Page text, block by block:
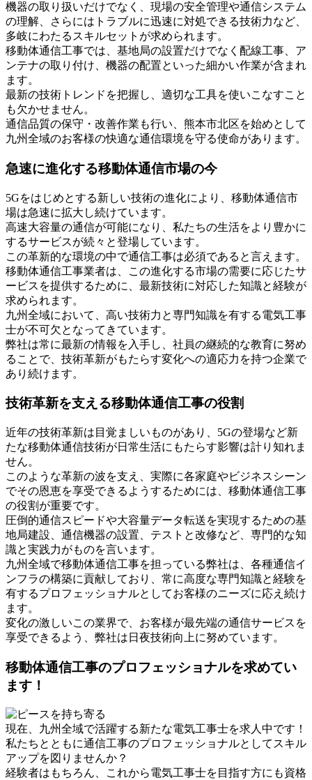
機器の取り扱いだけでなく、現場の安全管理や通信システム
の理解、さらにはトラブルに迅速に対処できる技術力など、
多岐にわたるスキルセットが求められます。
移動体通信工事では、基地局の設置だけでなく配線工事、ア
ンテナの取り付け、機器の配置といった細かい作業が含まれ
ます。
最新の技術トレンドを把握し、適切な工具を使いこなすこと
も欠かせません。
通信品質の保守・改善作業も行い、熊本市北区を始めとして
九州全域のお客様の快適な通信環境を守る使命があります。
急速に進化する移動体通信市場の今
5Gをはじめとする新しい技術の進化により、移動体通信市
場は急速に拡大し続けています。
高速大容量の通信が可能になり、私たちの生活をより豊かに
するサービスが続々と登場しています。
この革新的な環境の中で通信工事は必須であると言えます。
移動体通信工事業者は、この進化する市場の需要に応じたサ
ービスを提供するために、最新技術に対応した知識と経験が
求められます。
九州全域において、高い技術力と専門知識を有する電気工事
士が不可欠となってきています。
弊社は常に最新の情報を入手し、社員の継続的な教育に努め
ることで、技術革新がもたらす変化への適応力を持つ企業で
あり続けます。
技術革新を支える移動体通信工事の役割
近年の技術革新は目覚ましいものがあり、5Gの登場など新
たな移動体通信技術が日常生活にもたらす影響は計り知れま
せん。
このような革新の波を支え、実際に各家庭やビジネスシーン
でその恩恵を享受できるようするためには、移動体通信工事
の役割が重要です。
圧倒的通信スピードや大容量データ転送を実現するための基
地局建設、通信機器の設置、テストと改修など、専門的な知
識と実践力がものを言います。
九州全域で移動体通信工事を担っている弊社は、各種通信イ
ンフラの構築に貢献しており、常に高度な専門知識と経験を
有するプロフェッショナルとしてお客様のニーズに応え続け
ます。
変化の激しいこの業界で、お客様が最先端の通信サービスを
享受できるよう、弊社は日夜技術向上に努めています。
移動体通信工事のプロフェッショナルを求めてい
ます！
現在、九州全域で活躍する新たな電気工事士を求人中です！
私たちとともに通信工事のプロフェッショナルとしてスキル
アップを図りませんか？
経験者はもちろん、これから電気工事士を目指す方にも資格